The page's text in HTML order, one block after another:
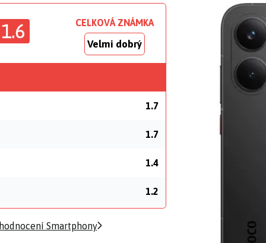
1.6 CELKOVÁ ZNÁMKA
Velmi dobrý
1.7
1.7
1.4
1.2
hodnocení Smartphony